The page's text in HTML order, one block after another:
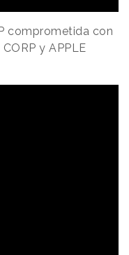
comprometida con
y APPLE